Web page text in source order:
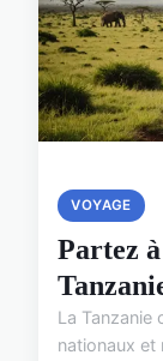
VOYAGE
Partez
La Tanzanie
nationaux et